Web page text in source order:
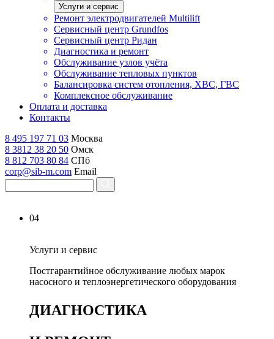
Услуги и сервис
Ремонт электродвигателей Multilift
Сервисный центр Grundfos
Сервисный центр Ридан
Диагностика и ремонт
Обслуживание узлов учёта
Обслуживание тепловых пунктов
Балансировка систем отопления, ХВС, ГВС
Комплексное обслуживание
Оплата и доставка
Контакты
8 495 197 71 03 Москва
8 3812 38 20 50 Омск
8 812 703 80 84 СПб
corp@sib-m.com Email
04
Услуги и сервис
Постгарантийное обслуживание любых марок
насосного и теплоэнергетического оборудования
ДИАГНОСТИКА